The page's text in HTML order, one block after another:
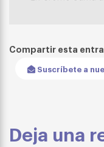
Compartir esta
Suscríbete a
Deja una